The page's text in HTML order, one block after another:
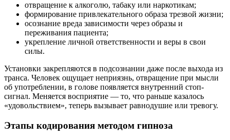
отвращение к алкоголю, табаку или наркотикам;
формирование привлекательного образа трезвой жизни;
осознание вреда зависимости через образы и
переживания пациента;
укрепление личной ответственности и веры в свои
силы.
Установки закрепляются в подсознании даже после выхода из
транса. Человек ощущает неприязнь, отвращение при мысли
об употреблении, в голове появляется внутренний стоп-
сигнал. Меняется восприятие — то, что раньше казалось
«удовольствием», теперь вызывает равнодушие или тревогу.
Этапы кодирования методом гипноза